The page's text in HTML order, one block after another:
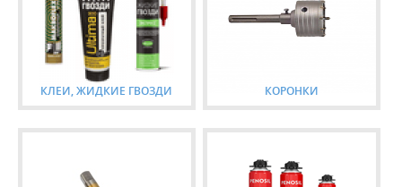
КЛЕИ, ЖИДКИЕ ГВОЗДИ КОРОНКИ